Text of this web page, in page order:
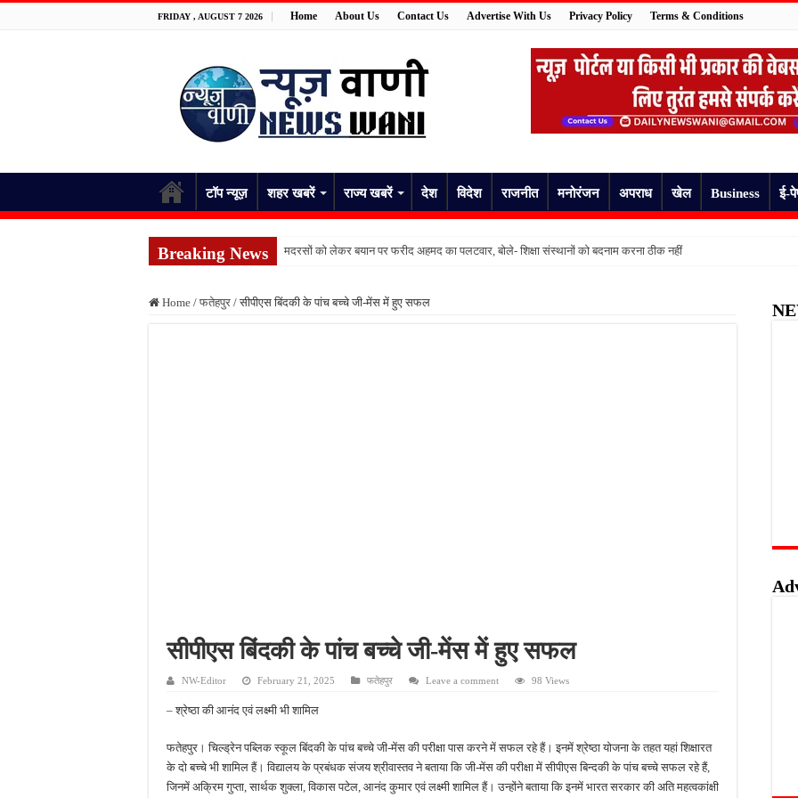
FRIDAY , AUGUST 7 2026 Home About Us Contact Us Advertise With Us Privacy Policy Terms & Conditions
टॉप न्यूज़ शहर खबरें राज्य खबरें देश विदेश राजनीत मनोरंजन अपराध खेल Business ई-
Breaking News मदरसों को लेकर बयान पर फरीद अहमद का पलटवार, बोले- शिक्षा संस्थानों को बदनाम करना ठीक नहीं
फतेहपुर में नाले से मिले शव की हुई पहचान, दो दिन से लापता युवक की मौत से परिवार में मचा कोहराम
Home / फतेहपुर / सीपीएस बिंदकी के पांच बच्चे जी-मेंस में हुए सफल
सीपीएस बिंदकी के पांच बच्चे जी-मेंस में हुए सफल
NW-Editor February 21, 2025 फतेहपुर Leave a comment 98 Views
– श्रेष्ठा की आनंद एवं लक्ष्मी भी शामिल
फतेहपुर। चिल्ड्रेन पब्लिक स्कूल बिंदकी के पांच बच्चे जी-मेंस की परीक्षा पास करने में सफल रहे हैं। इनमें श्रेष्ठा योजना के तहत यहां शिक्षारत
के दो बच्चे भी शामिल हैं। विद्यालय के प्रबंधक संजय श्रीवास्तव ने बताया कि जी-मेंस की परीक्षा में सीपीएस बिन्दकी के पांच बच्चे सफल रहे हैं,
जिनमें अक्रिम गुप्ता, सार्थक शुक्ला, विकास पटेल, आनंद कुमार एवं लक्ष्मी शामिल हैं। उन्होंने बताया कि इनमें भारत सरकार की अति महत्वकांक्षी